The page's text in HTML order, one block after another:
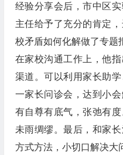
经验分享会后，市中区
主任给予了充分的肯定
校矛盾如何化解做了专题
在家校沟通工作上，他
渠道。可以利用家长助
一家长问诊会，达到小
有自尊有底气，张弛有
未雨绸缪。最后，和家
方式方法，小切口解决大